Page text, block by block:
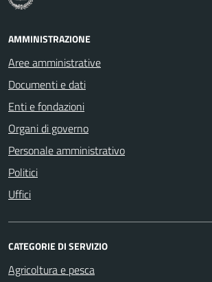
AMMINISTRAZIONE
Aree amministrative
Documenti e dati
Enti e fondazioni
Organi di governo
Personale amministrativo
Politici
Uffici
CATEGORIE DI SERVIZIO
Agricoltura e pesca